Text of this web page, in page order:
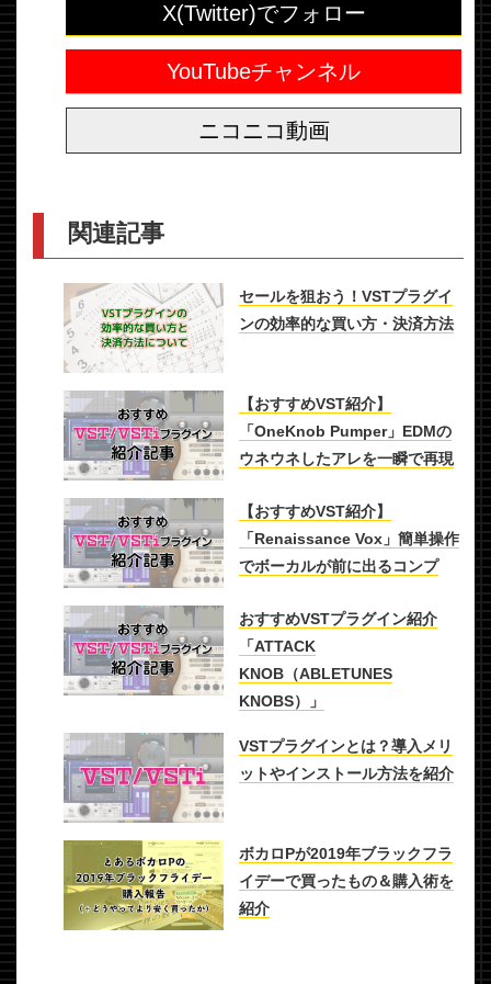
X(Twitter)でフォロー
YouTubeチャンネル
ニコニコ動画
関連記事
セールを狙おう！VSTプラグイ
ンの効率的な買い方・決済方法
【おすすめVST紹介】
「OneKnob Pumper」EDMの
ウネウネしたアレを一瞬で再現
【おすすめVST紹介】
「Renaissance Vox」簡単操作
でボーカルが前に出るコンプ
おすすめVSTプラグイン紹介
「ATTACK
KNOB（ABLETUNES
KNOBS）」
VSTプラグインとは？導入メリ
ットやインストール方法を紹介
ボカロPが2019年ブラックフラ
イデーで買ったもの＆購入術を
紹介